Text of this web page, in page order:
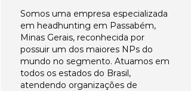
Somos uma empresa especializada
em headhunting em Passabém,
Minas Gerais, reconhecida por
possuir um dos maiores NPs do
mundo no segmento. Atuamos em
todos os estados do Brasil,
atendendo organizações de